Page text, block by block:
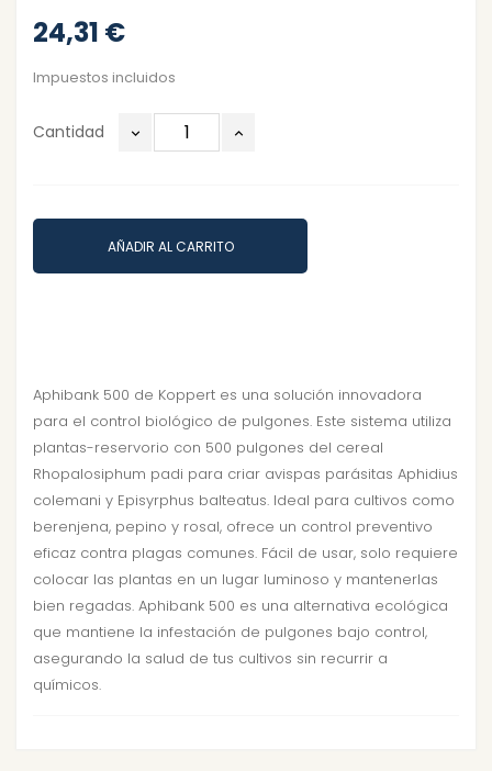
24,31 €
Impuestos incluidos
Cantidad
AÑADIR AL CARRITO
Aphibank 500 de Koppert es una solución innovadora
para el control biológico de pulgones. Este sistema utiliza
plantas-reservorio con 500 pulgones del cereal
Rhopalosiphum padi para criar avispas parásitas Aphidius
colemani y Episyrphus balteatus. Ideal para cultivos como
berenjena, pepino y rosal, ofrece un control preventivo
eficaz contra plagas comunes. Fácil de usar, solo requiere
colocar las plantas en un lugar luminoso y mantenerlas
bien regadas. Aphibank 500 es una alternativa ecológica
que mantiene la infestación de pulgones bajo control,
asegurando la salud de tus cultivos sin recurrir a
químicos.